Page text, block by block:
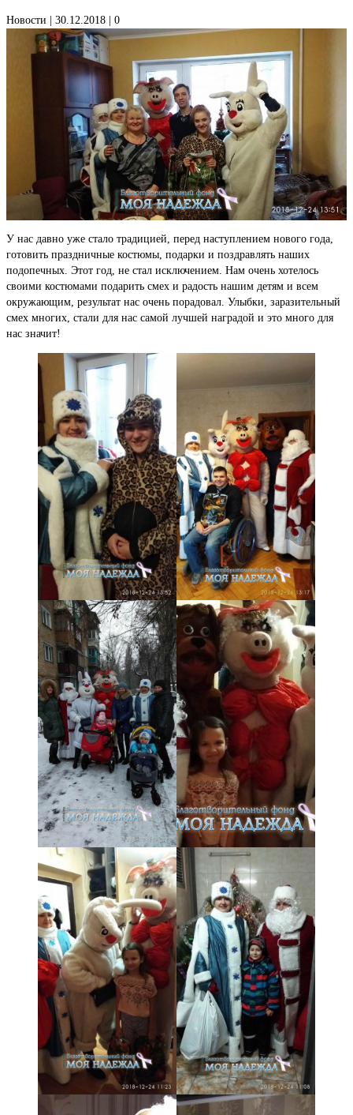
Новости | 30.12.2018 | 0
У нас давно уже стало традицией, перед наступлением нового года,
готовить праздничные костюмы, подарки и поздравлять наших
подопечных. Этот год, не стал исключением. Нам очень хотелось
своими костюмами подарить смех и радость нашим детям и всем
окружающим, результат нас очень порадовал. Улыбки, заразительный
смех многих, стали для нас самой лучшей наградой и это много для
нас значит!